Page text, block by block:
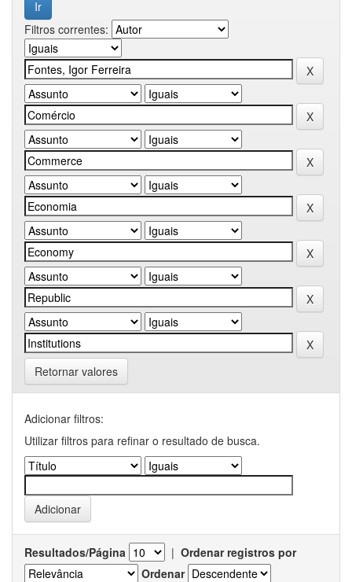
Filtros correntes:
Retornar valores
Adicionar filtros:
Utilizar filtros para refinar o resultado de busca.
Resultados/Página | Ordenar registros por
Ordenar